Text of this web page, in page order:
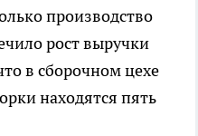
производство
рост выручки
в сборочном цехе
находятся пять